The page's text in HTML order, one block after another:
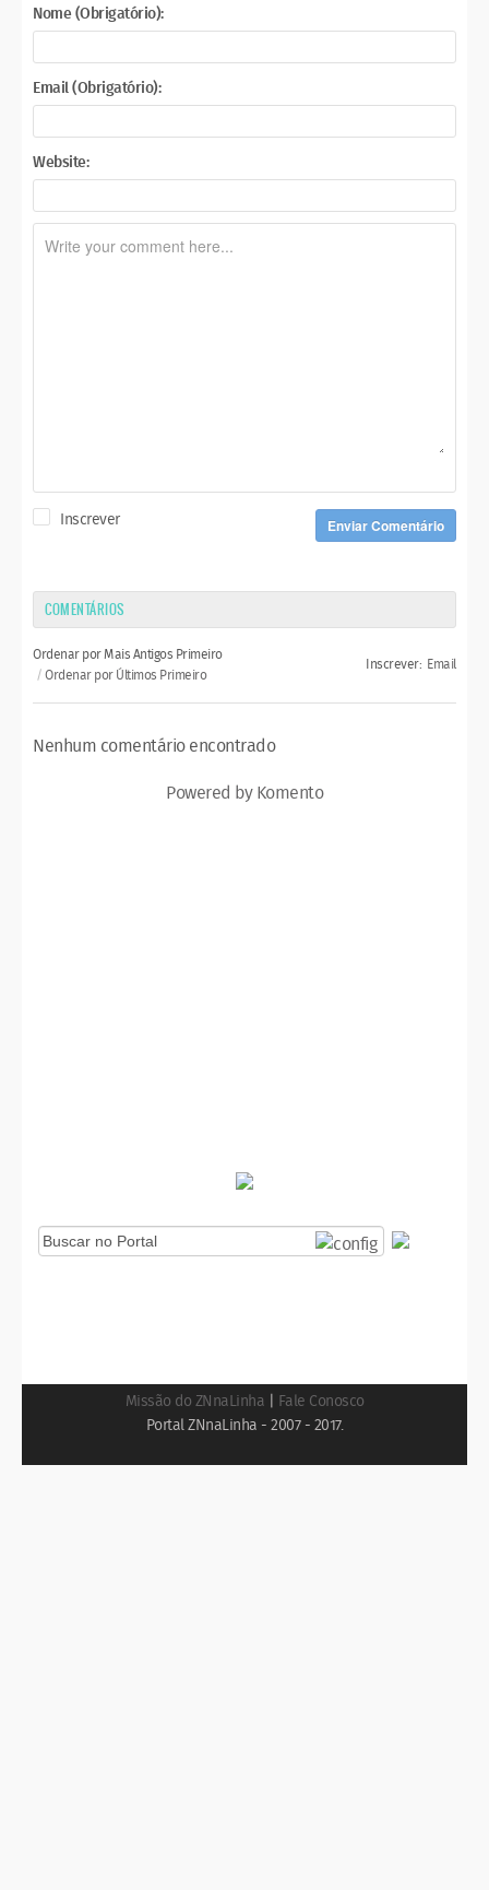
Nome (Obrigatório):
Email (Obrigatório):
Website:
Inscrever Enviar Comentário
COMENTÁRIOS
Ordenar por Mais Antigos Primeiro
Ordenar por Últimos Primeiro
Inscrever: Email
Nenhum comentário encontrado
Powered by Komento
Missão do ZNnaLinha | Fale Conosco
Portal ZNnaLinha - 2007 - 2017.